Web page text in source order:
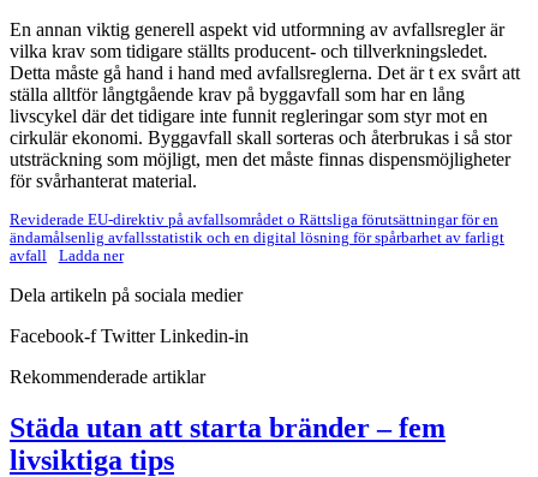
En annan viktig generell aspekt vid utformning av avfallsregler är
vilka krav som tidigare ställts producent- och tillverkningsledet.
Detta måste gå hand i hand med avfallsreglerna. Det är t ex svårt att
ställa alltför långtgående krav på byggavfall som har en lång
livscykel där det tidigare inte funnit regleringar som styr mot en
cirkulär ekonomi. Byggavfall skall sorteras och återbrukas i så stor
utsträckning som möjligt, men det måste finnas dispensmöjligheter
för svårhanterat material.
Reviderade EU-direktiv på avfallsområdet o Rättsliga förutsättningar för en
ändamålsenlig avfallsstatistik och en digital lösning för spårbarhet av farligt
avfall
Ladda ner
Dela artikeln på sociala medier
Facebook-f Twitter Linkedin-in
Rekommenderade artiklar
Städa utan att starta bränder – fem
livsiktiga tips